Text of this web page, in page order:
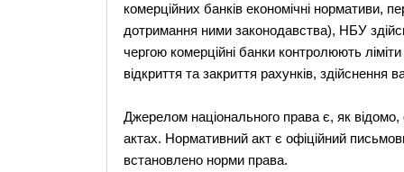
комерційних банків економічні нормативи,
дотримання ними законодавства), НБУ
чергою комерційні банки контролюють
відкриття та закриття рахунків,
Джерелом національного права є, як
актах. Нормативний акт є офіційний
встановлено норми права.